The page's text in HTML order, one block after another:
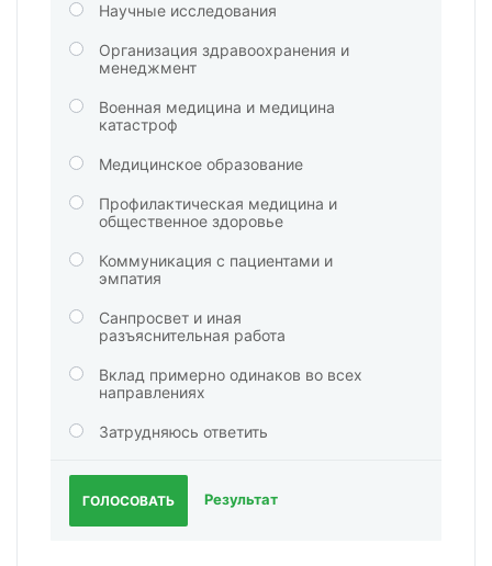
Научные исследования
Организация здравоохранения и
менеджмент
Военная медицина и медицина
катастроф
Медицинское образование
Профилактическая медицина и
общественное здоровье
Коммуникация с пациентами и
эмпатия
Санпросвет и иная
разъяснительная работа
Вклад примерно одинаков во всех
направлениях
Затрудняюсь ответить
ГОЛОСОВАТЬ Результат